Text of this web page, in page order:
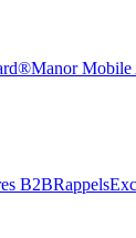
Manor Mobile
B2BRappels